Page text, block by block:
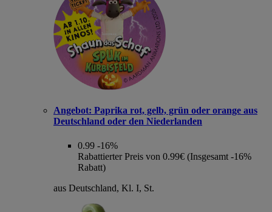
Angebot: Paprika rot, gelb, grün oder orange aus
Deutschland oder den Niederlanden
0.99 -16%
Rabattierter Preis von 0.99€ (Insgesamt -16%
Rabatt)
aus Deutschland, Kl. I, St.